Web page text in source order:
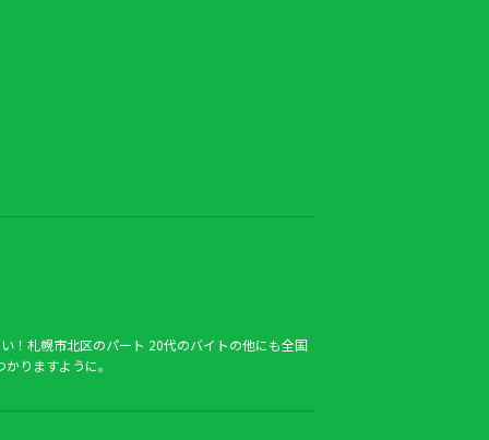
！札幌市北区のパート 20代のバイトの他にも全国
りますように。